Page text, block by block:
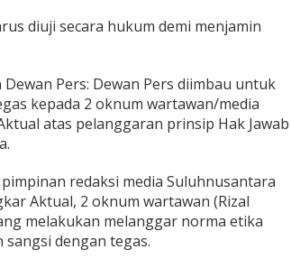
diuji secara hukum demi menjamin
Pers: Dewan Pers diimbau untuk
kepada 2 oknum wartawan/media
atas pelanggaran prinsip Hak Jawab
redaksi media Suluhnusantara
Aktual, 2 oknum wartawan (Rizal
melakukan melanggar norma etika
dengan tegas.